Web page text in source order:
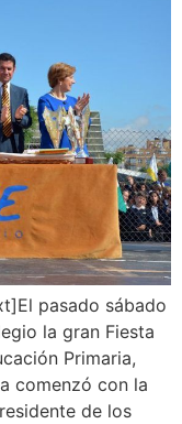
pasado sábado
la gran Fiesta
Primaria,
comenzó con la
de los